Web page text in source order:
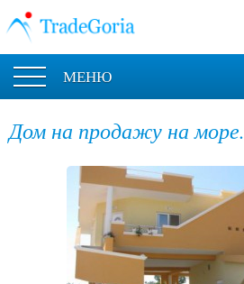
МЕНЮ
Дом на продажу на море.